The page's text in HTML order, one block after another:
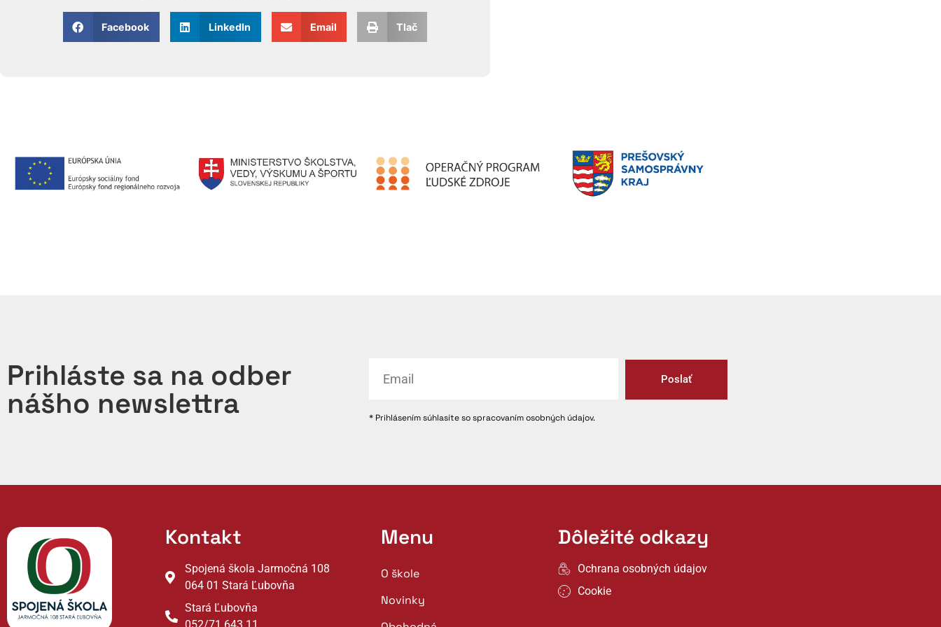
Facebook LinkedIn Email Tlač
Prihláste sa na odber
nášho newslettra
Poslať
* Prihlásením súhlasíte so spracovaním osobných údajov.
Kontakt
Spojená škola Jarmočná 108
064 01 Stará Ľubovňa
Stará Ľubovňa
052/71 643 11
Menu
O škole
Novinky
Dôležité odkazy
Ochrana osobných údajov
Cookie